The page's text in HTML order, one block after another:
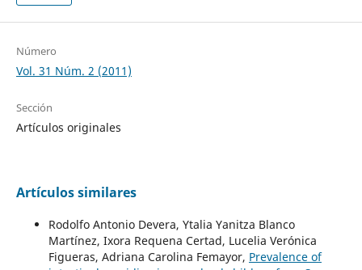
Número
Vol. 31 Núm. 2 (2011)
Sección
Artículos originales
Artículos similares
Rodolfo Antonio Devera, Ytalia Yanitza Blanco
Martínez, Ixora Requena Certad, Lucelia Verónica
Figueras, Adriana Carolina Femayor, Prevalence of